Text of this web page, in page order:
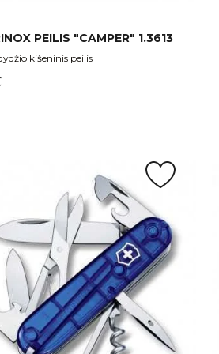
PEILIS "CAMPER" 1.3613
kišeninis peilis